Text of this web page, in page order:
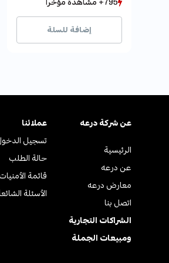
1762+ بيع مؤخراً
1762+ بيع مؤخراً
إضافة للسلة
الرئيسية
عن درعه
معارض درعه
اتصل بنا
عن ﺷﺮﻛﺔ درﻋﻪ
الشراكات التجارية
ومبيعات الجملة
تسجيل
حالة الطلب
قائمة الأمنيات
الأسئلة
عملائنا